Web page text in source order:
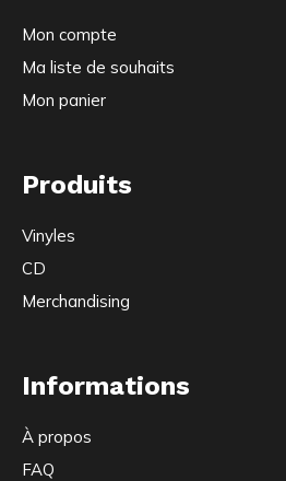
Mon compte
Ma liste de souhaits
Mon panier
Produits
Vinyles
CD
Merchandising
Informations
À propos
FAQ